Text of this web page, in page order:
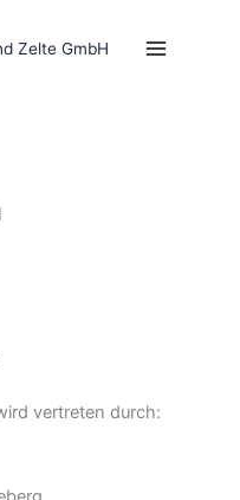
Zelte GmbH
vertreten durch: